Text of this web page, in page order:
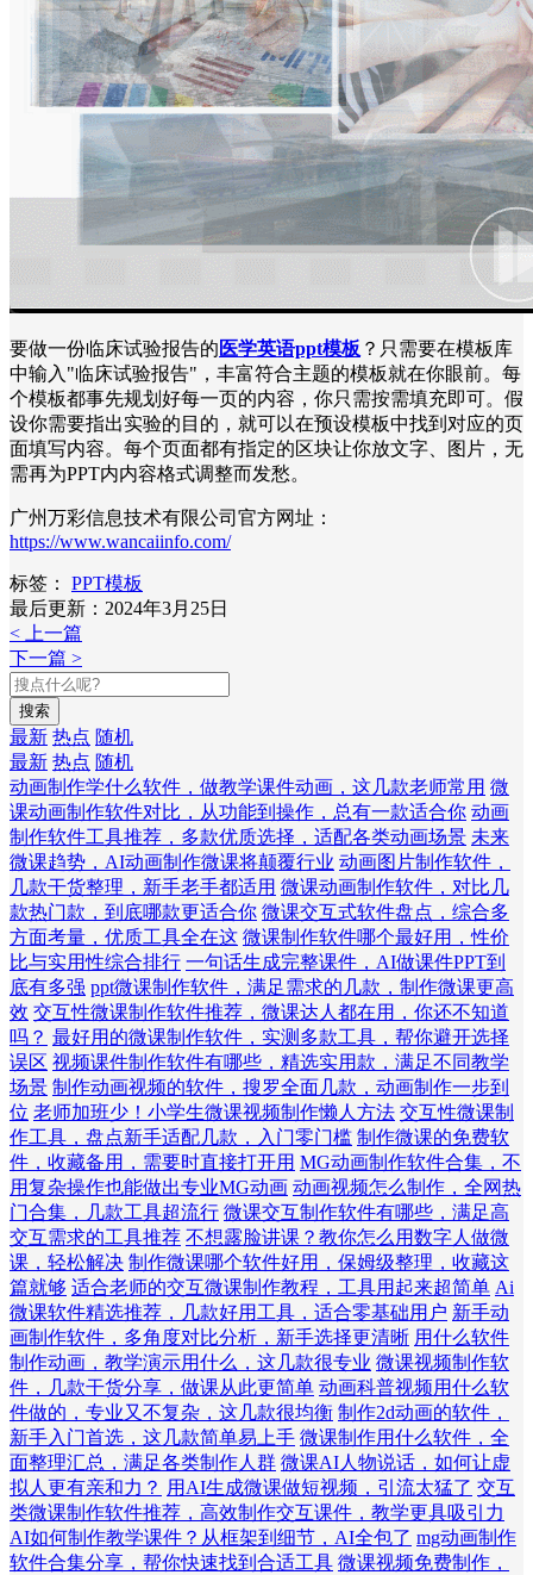
要做一份临床试验报告的 医学英语ppt模板 ？只需要在模板库
中输入"临床试验报告"，丰富符合主题的模板就在你眼前。每
个模板都事先规划好每一页的内容，你只需按需填充即可。假
设你需要指出实验的目的，就可以在预设模板中找到对应的页
面填写内容。每个页面都有指定的区块让你放文字、图片，无
需再为PPT内内容格式调整而发愁。
广州万彩信息技术有限公司官方网址：
https://www.wancaiinfo.com/
标签：
PPT模板
最后更新：2024年3月25日
< 上一篇
下一篇 >
搜索
最新 热点 随机
最新 热点 随机
动画制作学什么软件，做教学课件动画，这几款老师常用 微
课动画制作软件对比，从功能到操作，总有一款适合你 动画
制作软件工具推荐，多款优质选择，适配各类动画场景 未来
微课趋势，AI动画制作微课将颠覆行业 动画图片制作软件，
几款干货整理，新手老手都适用 微课动画制作软件，对比几
款热门款，到底哪款更适合你 微课交互式软件盘点，综合多
方面考量，优质工具全在这 微课制作软件哪个最好用，性价
比与实用性综合排行 一句话生成完整课件，AI做课件PPT到
底有多强 ppt微课制作软件，满足需求的几款，制作微课更高
效 交互性微课制作软件推荐，微课达人都在用，你还不知道
吗？ 最好用的微课制作软件，实测多款工具，帮你避开选择
误区 视频课件制作软件有哪些，精选实用款，满足不同教学
场景 制作动画视频的软件，搜罗全面几款，动画制作一步到
位 老师加班少！小学生微课视频制作懒人方法 交互性微课制
作工具，盘点新手适配几款，入门零门槛 制作微课的免费软
件，收藏备用，需要时直接打开用 MG动画制作软件合集，不
用复杂操作也能做出专业MG动画 动画视频怎么制作，全网热
门合集，几款工具超流行 微课交互制作软件有哪些，满足高
交互需求的工具推荐 不想露脸讲课？教你怎么用数字人做微
课，轻松解决 制作微课哪个软件好用，保姆级整理，收藏这
篇就够 适合老师的交互微课制作教程，工具用起来超简单 Ai
微课软件精选推荐，几款好用工具，适合零基础用户 新手动
画制作软件，多角度对比分析，新手选择更清晰 用什么软件
制作动画，教学演示用什么，这几款很专业 微课视频制作软
件，几款干货分享，做课从此更简单 动画科普视频用什么软
件做的，专业又不复杂，这几款很均衡 制作2d动画的软件，
新手入门首选，这几款简单易上手 微课制作用什么软件，全
面整理汇总，满足各类制作人群 微课AI人物说话，如何让虚
拟人更有亲和力？ 用AI生成微课做短视频，引流太猛了 交互
类微课制作软件推荐，高效制作交互课件，教学更具吸引力
AI如何制作教学课件？从框架到细节，AI全包了 mg动画制作
软件合集分享，帮你快速找到合适工具 微课视频免费制作，